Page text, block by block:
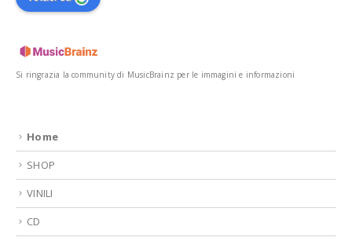
Si ringrazia la community di MusicBrainz per le immagini e informazioni
Home
SHOP
VINILI
CD